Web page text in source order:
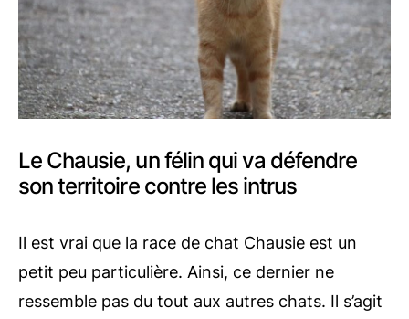
Le Chausie, un félin qui va défendre
son territoire contre les intrus
Il est vrai que la race de chat Chausie est un
petit peu particulière. Ainsi, ce dernier ne
ressemble pas du tout aux autres chats. Il s’agit